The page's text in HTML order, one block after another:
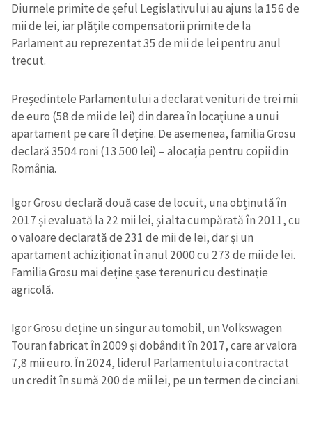
Diurnele primite de șeful Legislativului au ajuns la 156 de
mii de lei, iar plățile compensatorii primite de la
Parlament au reprezentat 35 de mii de lei pentru anul
trecut.
Președintele Parlamentului a declarat venituri de trei mii
de euro (58 de mii de lei) din darea în locațiune a unui
apartament pe care îl deține. De asemenea, familia Grosu
declară 3504 roni (13 500 lei) – alocația pentru copii din
România.
Igor Grosu declară două case de locuit, una obținută în
2017 și evaluată la 22 mii lei, și alta cumpărată în 2011, cu
o valoare declarată de 231 de mii de lei, dar și un
apartament achiziționat în anul 2000 cu 273 de mii de lei.
Familia Grosu mai deține șase terenuri cu destinație
agricolă.
Igor Grosu deține un singur automobil, un Volkswagen
Touran fabricat în 2009 și dobândit în 2017, care ar valora
7,8 mii euro. În 2024, liderul Parlamentului a contractat
un credit în sumă 200 de mii lei, pe un termen de cinci ani.